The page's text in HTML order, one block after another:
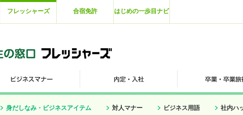
フレッシャーズ 合宿免許 はじめの一歩目ナビ
身だしなみ・ビジネスアイテム 対人マナー ビジネス用語 社内ハ